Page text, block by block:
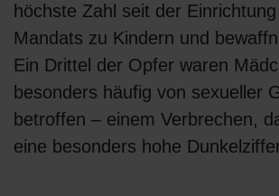
höchste Zahl seit der
Mandats zu Kindern und
Ein Drittel der Opfer waren
besonders häufig von sexueller
betroffen – einem Verbrechen,
eine besonders hohe